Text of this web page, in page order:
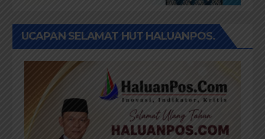
UCAPAN SELAMAT HUT HALUANPOS.